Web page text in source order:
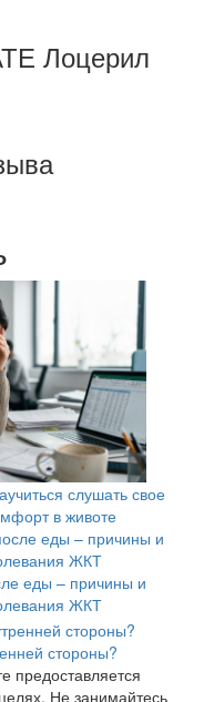
Лоцерил
слушать свое
в животе
еды – причины и
ЖКТ
стороны?
предоставляется
Не занимайтесь